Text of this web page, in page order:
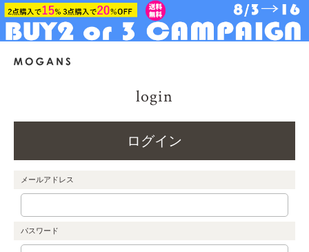
login
ログイン
メールアドレス
パスワード